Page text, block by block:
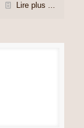
Lire plus ...